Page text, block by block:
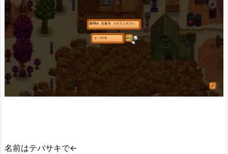
名前はテバサキで←